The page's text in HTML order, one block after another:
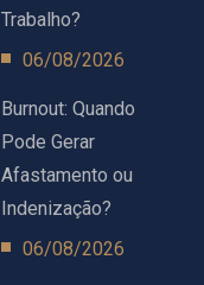
Trabalho?
06/08/2026
Burnout: Quando
Pode Gerar
Afastamento ou
Indenização?
06/08/2026